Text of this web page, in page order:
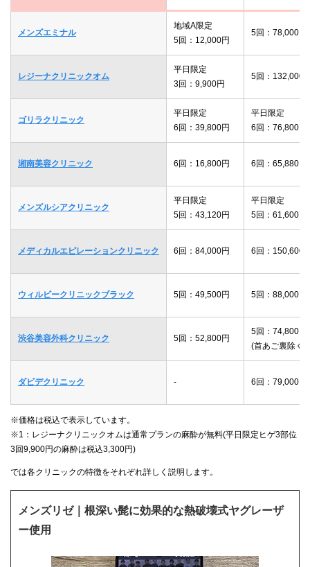
メンズエミナル
地域A限定
5回：12,000円
5回：78,000円
レジーナクリニックオム
平日限定
3回：9,900円
5回：132,000
ゴリラクリニック
平日限定
6回：39,800円
平日限定
6回：76,800円
湘南美容クリニック 6回：16,800円 6回：65,880円
メンズルシアクリニック
平日限定
5回：43,120円
平日限定
5回：61,600円
メディカルエピレーションクリニック 6回：84,000円 6回：150,600
ウィルビークリニックブラック 5回：49,500円 5回：88,000円
渋谷美容外科クリニック 5回：52,800円
5回：74,800円
(首あご裏除く)
ダビデクリニック - 6回：79,000円
※価格は税込で表示しています。
※1：レジーナクリニックオムは通常プランの麻酔が無料(平日限定ヒゲ3部位
3回9,900円の麻酔は税込3,300円)
では各クリニックの特徴をそれぞれ詳しく説明します。
メンズリゼ｜根深い髭に効果的な熱破壊式ヤグレーザ
ー使用